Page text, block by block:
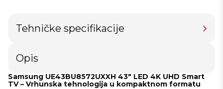
Tehničke specifikacije
Opis
Samsung UE43BU8572UXXH 43" LED 4K UHD Smart
TV – Vrhunska tehnologija u kompaktnom formatu